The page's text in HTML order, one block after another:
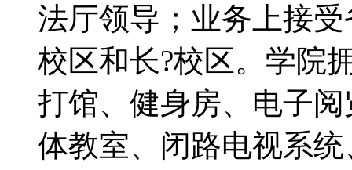
法厅领导；业务上接
校区和长?校区。学院
打馆、健身房、电子
体教室、闭路电视系